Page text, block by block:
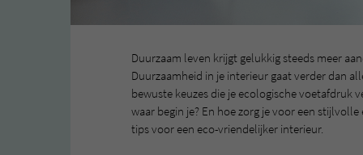
Duurzaam leven krijgt gelukkig steeds meer
Duurzaamheid in je interieur gaat verder dan
bewuste keuzes die je ecologische voetafdruk
waar begin je? En hoe zorg je voor een
tips voor een eco-vriendelijker interieur.